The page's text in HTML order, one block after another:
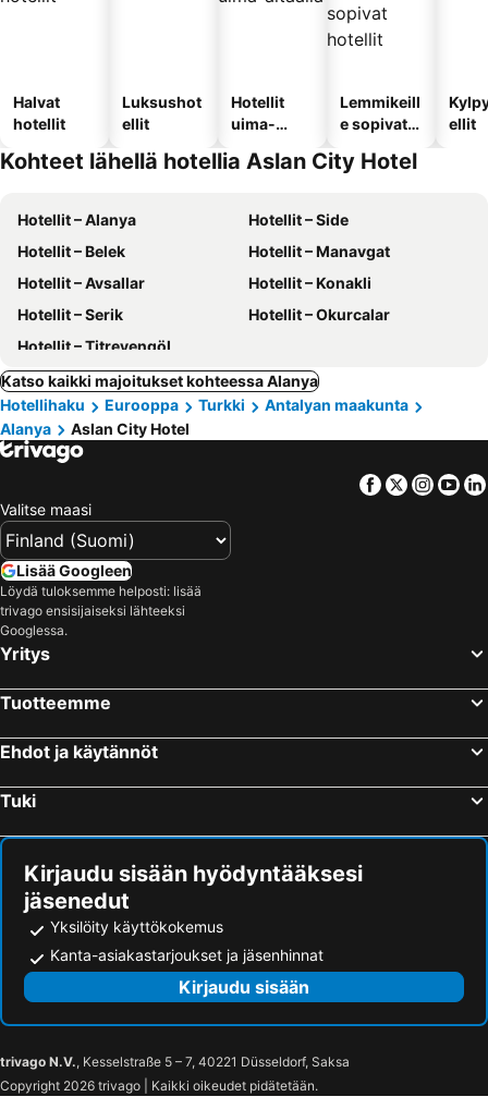
Halvat
hotellit
Luksushot
ellit
Hotellit
uima-
Lemmikeill
e sopivat
ellit
Kohteet lähellä hotellia Aslan City Hotel
Hotellit – Alanya
Hotellit – Side
Hotellit – Belek
Hotellit – Manavgat
Hotellit – Avsallar
Hotellit – Konakli
Hotellit – Serik
Hotellit – Okurcalar
Hotellit – Titreyengöl
Katso kaikki majoitukset kohteessa Alanya
Hotellihaku
Eurooppa Turkki
Antalyan maakunta
Alanya
Aslan City Hotel
Facebook
Twitter
Valitse maasi
Lisää Googleen
Löydä tuloksemme helposti: lisää
trivago ensisijaiseksi lähteeksi
Googlessa.
Yritys
Tuotteemme
Ehdot ja käytännöt
Tuki
Kirjaudu sisään hyödyntääksesi
jäsenedut
Yksilöity käyttökokemus
Kanta-asiakastarjoukset ja jäsenhinnat
Kirjaudu sisään
trivago N.V., Kesselstraße 5 – 7, 40221 Düsseldorf, Saksa
Copyright 2026 trivago | Kaikki oikeudet pidätetään.